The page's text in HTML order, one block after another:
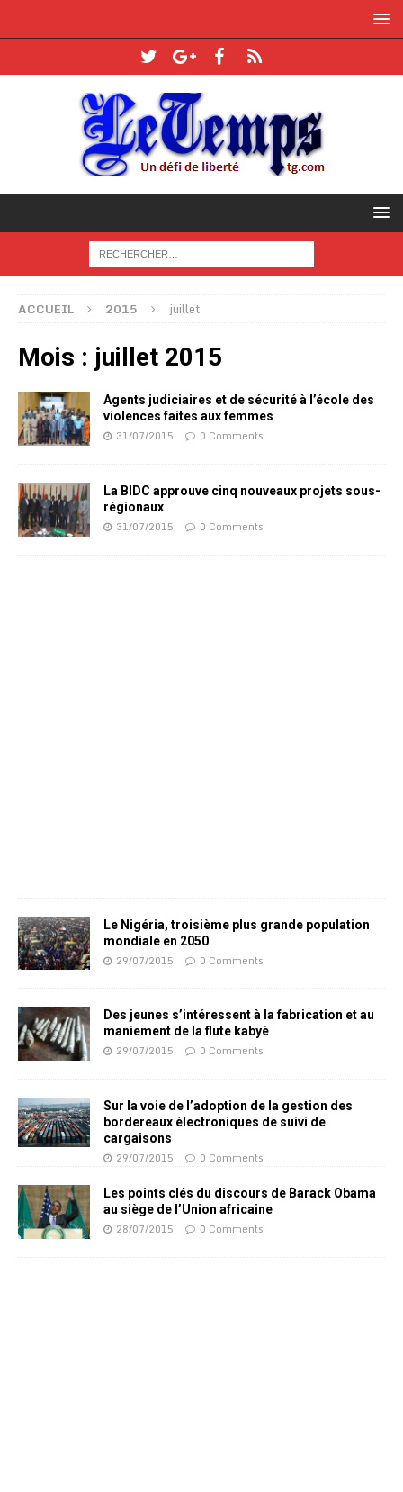
ACCUEIL 2015 juillet
Mois : juillet 2015
Agents judiciaires et de sécurité à l’école des
violences faites aux femmes
31/07/2015 0 Comments
La BIDC approuve cinq nouveaux projets sous-
régionaux
31/07/2015 0 Comments
Le Nigéria, troisième plus grande population
mondiale en 2050
29/07/2015 0 Comments
Des jeunes s’intéressent à la fabrication et au
maniement de la flute kabyè
29/07/2015 0 Comments
Sur la voie de l’adoption de la gestion des
bordereaux électroniques de suivi de
cargaisons
29/07/2015 0 Comments
Les points clés du discours de Barack Obama
au siège de l’Union africaine
28/07/2015 0 Comments